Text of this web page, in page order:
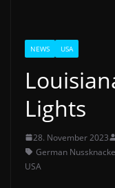
NEWS USA
Lights
28. November 2023
German
USA